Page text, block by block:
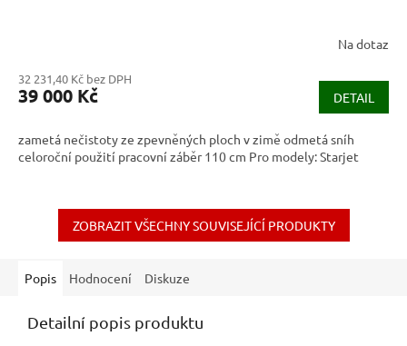
Na dotaz
32 231,40 Kč bez DPH
39 000 Kč DETAIL
zametá nečistoty ze zpevněných ploch v zimě odmetá sníh
celoroční použití pracovní záběr 110 cm Pro modely: Starjet
ZOBRAZIT VŠECHNY SOUVISEJÍCÍ PRODUKTY
Popis Hodnocení Diskuze
Detailní popis produktu